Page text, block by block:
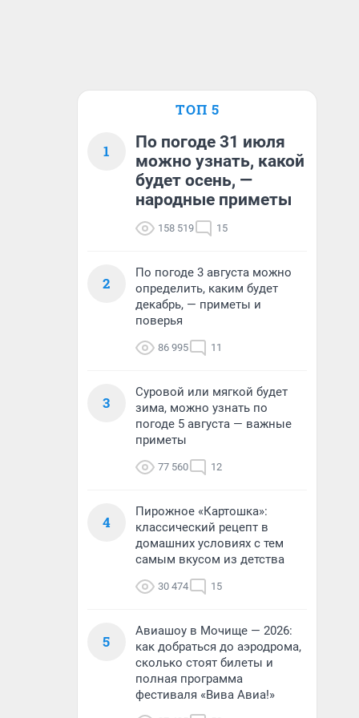
ТОП 5
1
По погоде 31 июля
можно узнать, какой
будет осень, —
народные приметы
158 519 15
2
По погоде 3 августа можно
определить, каким будет
декабрь, — приметы и
поверья
86 995 11
3
Суровой или мягкой будет
зима, можно узнать по
погоде 5 августа — важные
приметы
77 560 12
4
Пирожное «Картошка»:
классический рецепт в
домашних условиях с тем
самым вкусом из детства
30 474 15
5
Авиашоу в Мочище — 2026:
как добраться до аэродрома,
сколько стоят билеты и
полная программа
фестиваля «Вива Авиа!»